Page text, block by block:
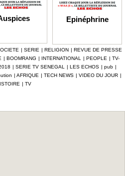
Epinéphrine
| SERIE | RELIGION | REVUE DE PRESSE
| BOOMRANG | INTERNATIONAL | PEOPLE | TV-
| SERIE TV SENEGAL | LES ECHOS | pub |
| AFRIQUE | TECH NEWS | VIDEO DU JOUR |
| TV